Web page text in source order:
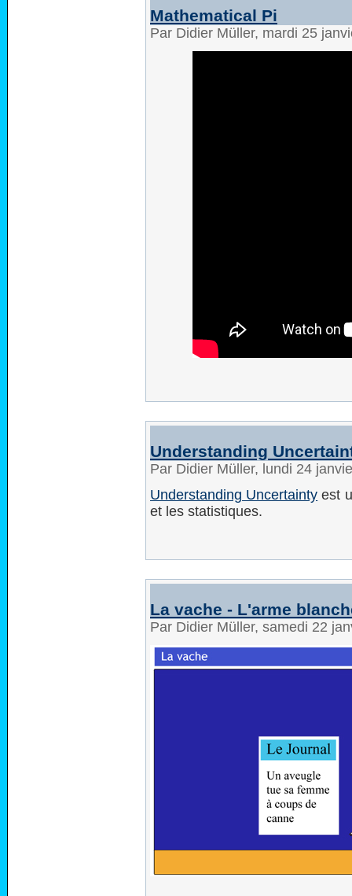
Mathematical Pi
Par Didier Müller, mardi 25
Understanding
Par Didier Müller, lundi 24
Understanding Uncertainty est
et les statistiques.
La vache - L'arme
Par Didier Müller, samedi 22